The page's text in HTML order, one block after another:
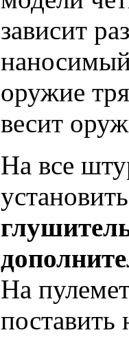
зависит
оружие
весит
На все
На
поставить